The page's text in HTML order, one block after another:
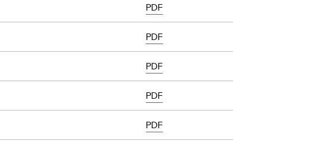
PDF
PDF
PDF
PDF
PDF